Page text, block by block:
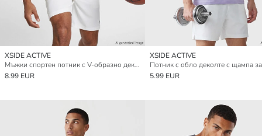
XSIDE ACTIVE
Мъжки спортен потник с V-образно деколте с щампа
8.99 EUR
XSIDE ACTIVE
5.99 EUR